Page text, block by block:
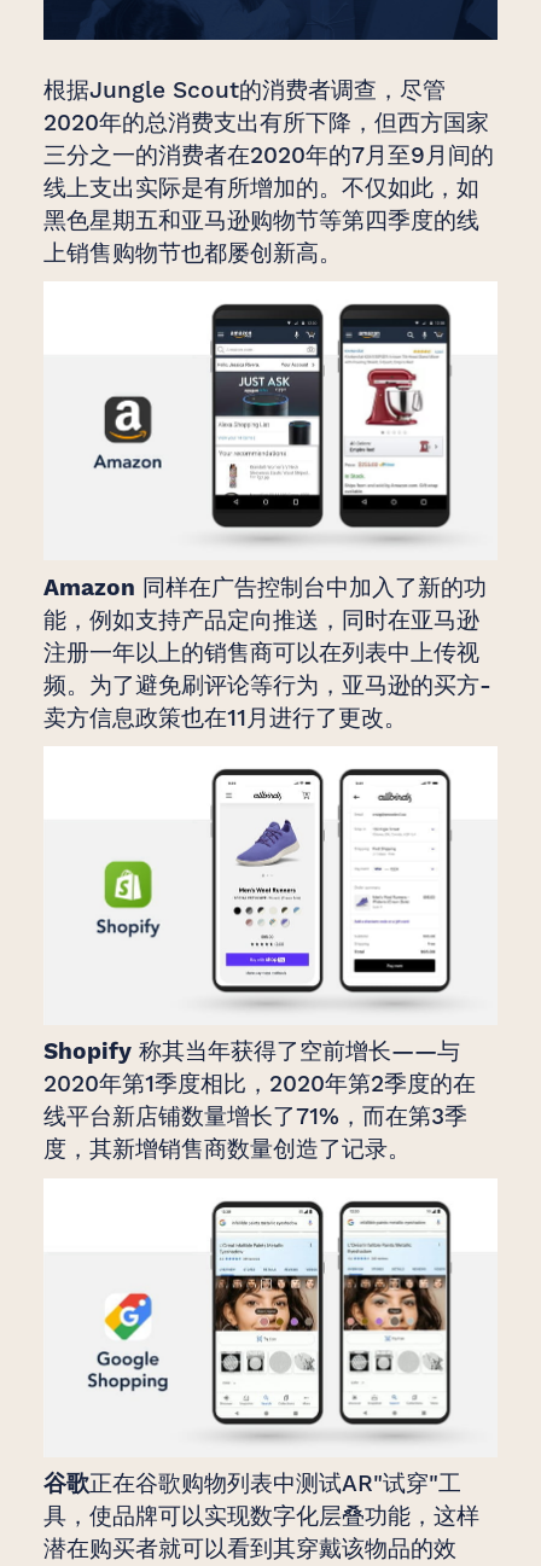
根据Jungle Scout的消费者调查，尽管
2020年的总消费支出有所下降，但西方国家
三分之一的消费者在2020年的7月至9月间的
线上支出实际是有所增加的。不仅如此，如
黑色星期五和亚马逊购物节等第四季度的线
上销售购物节也都屡创新高。
Amazon 同样在广告控制台中加入了新的功
能，例如支持产品定向推送，同时在亚马逊
注册一年以上的销售商可以在列表中上传视
频。为了避免刷评论等行为，亚马逊的买方-
卖方信息政策也在11月进行了更改。
Shopify称其当年获得了空前增长——与
2020年第1季度相比，2020年第2季度的在
线平台新店铺数量增长了71%，而在第3季
度，其新增销售商数量创造了记录。
谷歌正在谷歌购物列表中测试AR"试穿"工
具，使品牌可以实现数字化层叠功能，这样
潜在购买者就可以看到其穿戴该物品的效